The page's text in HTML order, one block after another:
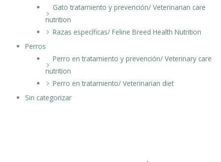
Gato tratamiento y prevención/ Veterinarian care
nutrition
Razas específicas/ Feline Breed Health Nutrition
Perros
Perro en tratamiento y prevención/ Veterinary care
nutrition
Perro en tratamiento/ Veterinarian diet
Sin categorizar